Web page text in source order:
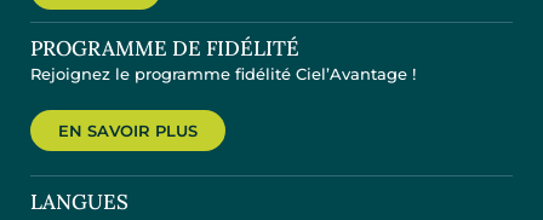
PROGRAMME DE FIDÉLITÉ
Rejoignez le programme fidélité Ciel’Avantage !
EN SAVOIR PLUS
LANGUES